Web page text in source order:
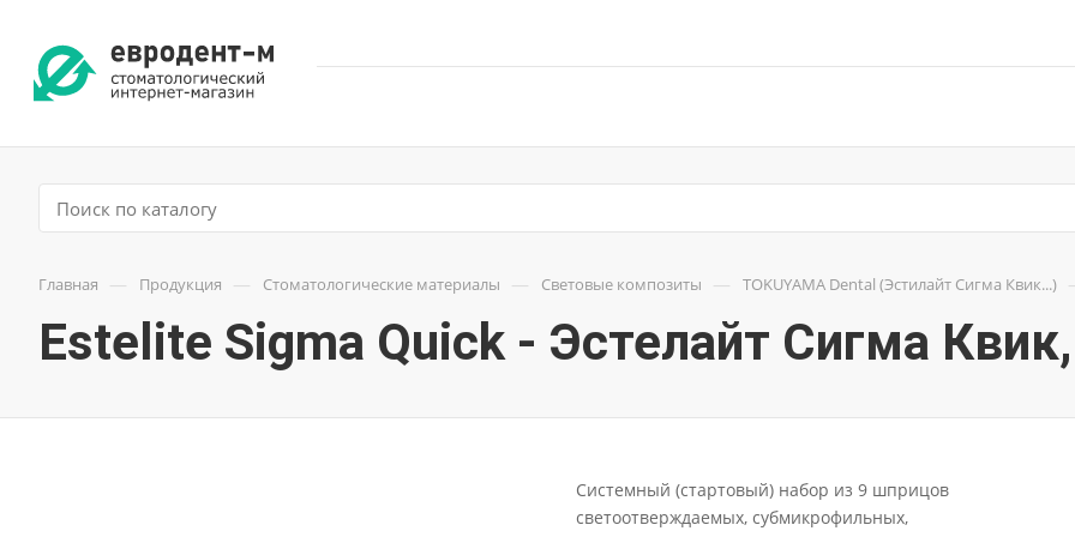
Главная — Продукция — Стоматологические материалы — Световые композиты — TOKUYAMA Dental (Эстилайт Сигма Квик...)
Estelite Sigma Quick - Эстелайт Сигма
Системный (стартовый) набор из 9 шприцов
светоотверждаемых, субмикрофильных,